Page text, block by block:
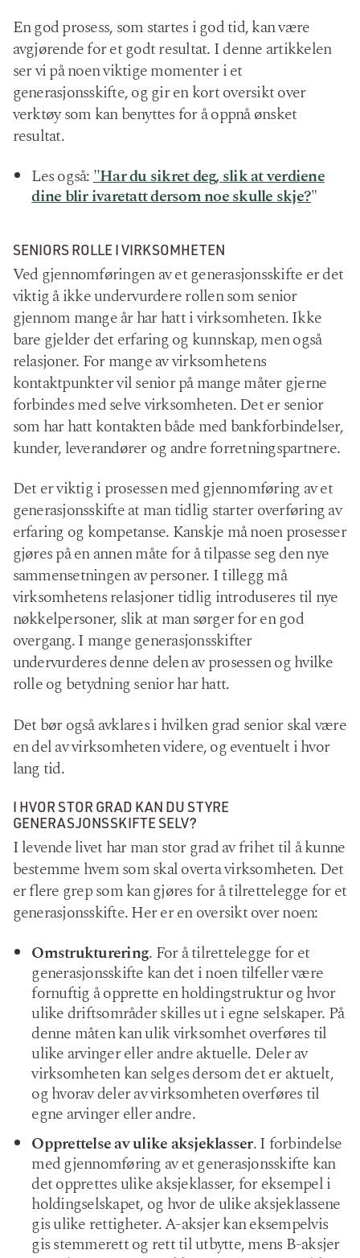
En god prosess, som startes i god tid, kan være
avgjørende for et godt resultat. I denne artikkelen
ser vi på noen viktige momenter i et
generasjonsskifte, og gir en kort oversikt over
verktøy som kan benyttes for å oppnå ønsket
resultat.
Les også:"Har du sikret deg, slik at verdiene
dine blir ivaretatt dersom noe skulle skje?"
SENIORS ROLLE I VIRKSOMHETEN
Ved gjennomføringen av et generasjonsskifte er det
viktig å ikke undervurdere rollen som senior
gjennom mange år har hatt i virksomheten. Ikke
bare gjelder det erfaring og kunnskap, men også
relasjoner. For mange av virksomhetens
kontaktpunkter vil senior på mange måter gjerne
forbindes med selve virksomheten. Det er senior
som har hatt kontakten både med bankforbindelser,
kunder, leverandører og andre forretningspartnere.
Det er viktig i prosessen med gjennomføring av et
generasjonsskifte at man tidlig starter overføring av
erfaring og kompetanse. Kanskje må noen prosesser
gjøres på en annen måte for å tilpasse seg den nye
sammensetningen av personer. I tillegg må
virksomhetens relasjoner tidlig introduseres til nye
nøkkelpersoner, slik at man sørger for en god
overgang. I mange generasjonsskifter
undervurderes denne delen av prosessen og hvilke
rolle og betydning senior har hatt.
Det bør også avklares i hvilken grad senior skal være
en del av virksomheten videre, og eventuelt i hvor
lang tid.
I HVOR STOR GRAD KAN DU STYRE
GENERASJONSSKIFTE SELV?
I levende livet har man stor grad av frihet til å kunne
bestemme hvem som skal overta virksomheten. Det
er flere grep som kan gjøres for å tilrettelegge for et
generasjonsskifte. Her er en oversikt over noen:
Omstrukturering. For å tilrettelegge for et
generasjonsskifte kan det i noen tilfeller være
fornuftig å opprette en holdingstruktur og hvor
ulike driftsområder skilles ut i egne selskaper. På
denne måten kan ulik virksomhet overføres til
ulike arvinger eller andre aktuelle. Deler av
virksomheten kan selges dersom det er aktuelt,
og hvorav deler av virksomheten overføres til
egne arvinger eller andre.
Opprettelse av ulike aksjeklasser. I forbindelse
med gjennomføring av et generasjonsskifte kan
det opprettes ulike aksjeklasser, for eksempel i
holdingselskapet, og hvor de ulike aksjeklassene
gis ulike rettigheter. A-aksjer kan eksempelvis
gis stemmerett og rett til utbytte, mens B-aksjer